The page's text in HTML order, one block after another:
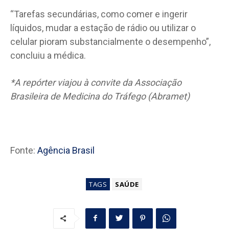
“Tarefas secundárias, como comer e ingerir
líquidos, mudar a estação de rádio ou utilizar o
celular pioram substancialmente o desempenho”,
concluiu a médica.
*A repórter viajou à convite da Associação
Brasileira de Medicina do Tráfego (Abramet)
Fonte: Agência Brasil
TAGS SAÚDE